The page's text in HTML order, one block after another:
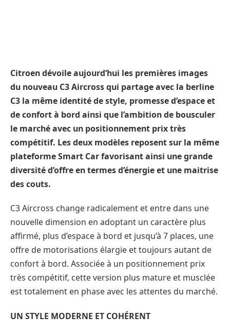
Citroen dévoile aujourd‘hui les premières images
du nouveau C3 Aircross qui partage avec la berline
C3 la même identité de style, promesse d’espace et
de confort à bord ainsi que l’ambition de bousculer
le marché avec un positionnement prix très
compétitif. Les deux modèles reposent sur la même
plateforme Smart Car favorisant ainsi une grande
diversité d’offre en termes d’énergie et une maitrise
des couts.
C3 Aircross change radicalement et entre dans une
nouvelle dimension en adoptant un caractère plus
affirmé, plus d’espace à bord et jusqu’à 7 places, une
offre de motorisations élargie et toujours autant de
confort à bord. Associée à un positionnement prix
très compétitif, cette version plus mature et musclée
est totalement en phase avec les attentes du marché.
UN STYLE MODERNE ET COHÉRENT